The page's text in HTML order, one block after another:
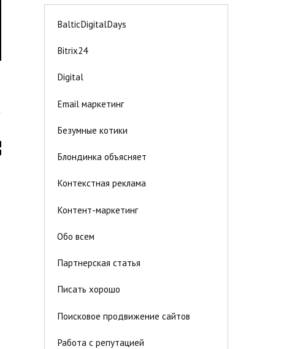
BalticDigitalDays
Bitrix24
Digital
Email маркетинг
Безумные котики
Блондинка объясняет
Контекстная реклама
Контент-маркетинг
Обо всем
Партнерская статья
Писать хорошо
Поисковое продвижение сайтов
Работа с репутацией